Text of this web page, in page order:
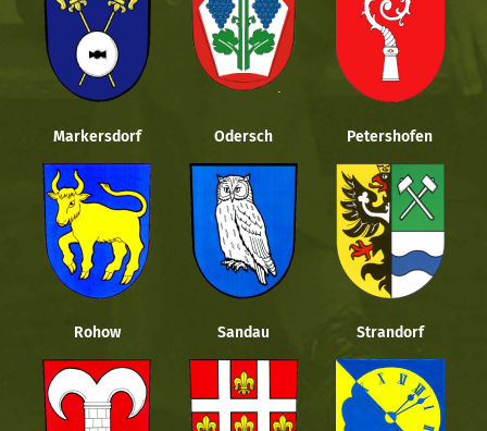
Markersdorf Odersch Petershofen
Rohow Sandau Strandorf